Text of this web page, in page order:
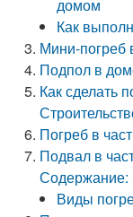
домом
Как
Мини-погреб
Подпол в
Как сделать
Погреб в
Подвал в
Содержание:
Виды